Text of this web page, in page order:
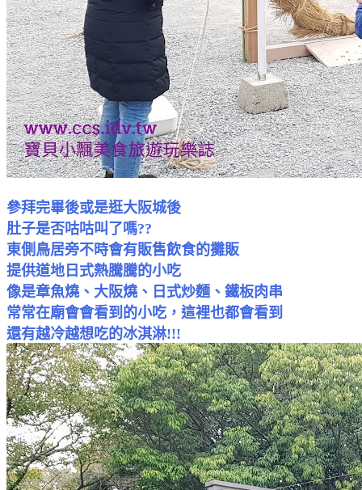
參拜完畢後或是逛大阪城後
肚子是否咕咕叫了嗎??
東側鳥居旁不時會有販售飲食的攤販
提供道地日式熱騰騰的小吃
像是章魚燒、大阪燒、日式炒麵、鐵板肉串
常常在廟會會看到的小吃，這裡也都會看到
還有越冷越想吃的冰淇淋!!!